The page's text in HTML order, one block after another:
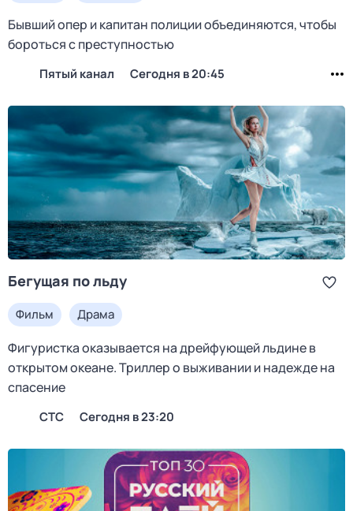
Бывший опер и капитан полиции объединяются, чтобы
бороться с преступностью
Пятый канал Сегодня в 20:45
Бегущая по льду
Фильм Драма
Фигуристка оказывается на дрейфующей льдине в
открытом океане. Триллер о выживании и надежде на
спасение
СТС Сегодня в 23:20